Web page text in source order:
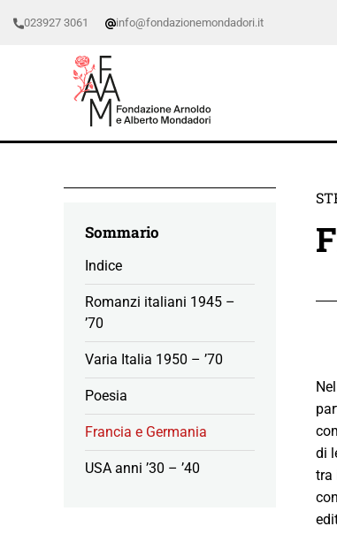
023927 3061 info@fondazionemondadori.it
Sommario
Indice
Romanzi italiani 1945 –
’70
Varia Italia 1950 – ’70
Poesia
Francia e Germania
USA anni ’30 – ’40
di
tra